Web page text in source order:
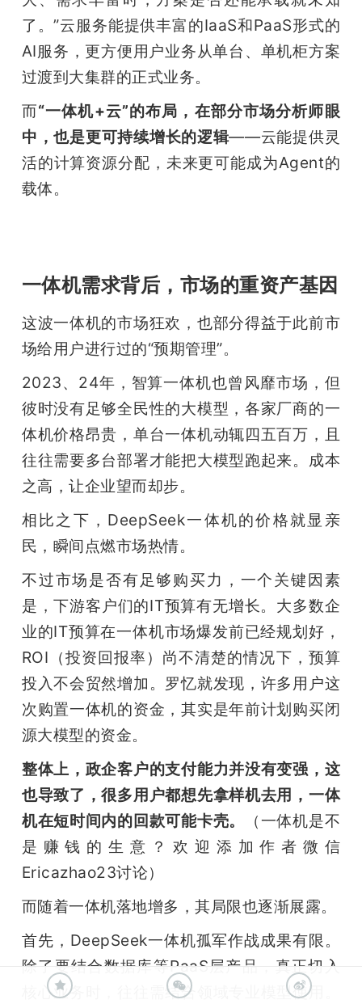
了。”云服务能提供丰富的IaaS和PaaS形式的
AI服务，更方便用户业务从单台、单机柜方案
过渡到大集群的正式业务。
而“一体机+云”的布局，在部分市场分析师眼
中，也是更可持续增长的逻辑——云能提供灵
活的计算资源分配，未来更可能成为Agent的
载体。
一体机需求背后，市场的重资产基因
这波一体机的市场狂欢，也部分得益于此前市
场给用户进行过的“预期管理”。
2023、24年，智算一体机也曾风靡市场，但
彼时没有足够全民性的大模型，各家厂商的一
体机价格昂贵，单台一体机动辄四五百万，且
往往需要多台部署才能把大模型跑起来。成本
之高，让企业望而却步。
相比之下，DeepSeek一体机的价格就显亲
民，瞬间点燃市场热情。
不过市场是否有足够购买力，一个关键因素
是，下游客户们的IT预算有无增长。大多数企
业的IT预算在一体机市场爆发前已经规划好，
ROI（投资回报率）尚不清楚的情况下，预算
投入不会贸然增加。罗忆就发现，许多用户这
次购置一体机的资金，其实是年前计划购买闭
源大模型的资金。
整体上，政企客户的支付能力并没有变强，这
也导致了，很多用户都想先拿样机去用，一体
机在短时间内的回款可能卡壳。
（一体机是不
是赚钱的生意？欢迎添加作者微信
Ericazhao23讨论）
而随着一体机落地增多，其局限也逐渐展露。
首先，DeepSeek一体机孤军作战成果有限。
除了要结合数据库等PaaS层产品，真正切入
核心业务时，往往需结合领域专业模型使用。